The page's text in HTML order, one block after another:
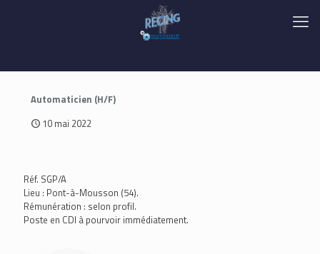
Automaticien (H/F)
10 mai 2022
Réf. SGP/A
Lieu : Pont-à-Mousson (54).
Rémunération : selon profil.
Poste en CDI à pourvoir immédiatement.